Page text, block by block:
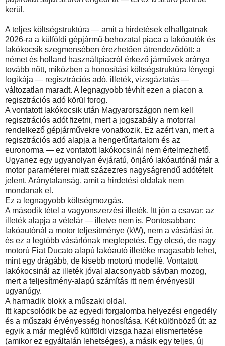
kerül.
A teljes költségstruktúra — amit a hirdetések elhallgatnak
2026-ra a külföldi gépjármű-behozatal piaca a lakóautók és
lakókocsik szegmensében érezhetően átrendeződött: a
német és holland használtpiacról érkező járművek aránya
tovább nőtt, miközben a honosítási költségstruktúra lényegi
logikája — regisztrációs adó, illeték, vizsgáztatás —
változatlan maradt. A legnagyobb tévhit ezen a piacon a
regisztrációs adó körül forog.
A vontatott lakókocsik után Magyarországon nem kell
regisztrációs adót fizetni, mert a jogszabály a motorral
rendelkező gépjárművekre vonatkozik. Ez azért van, mert a
regisztrációs adó alapja a hengerűrtartalom és az
euronorma — ez vontatott lakókocsinál nem értelmezhető.
Ugyanez egy ugyanolyan évjáratú, önjáró lakóautónál már a
motor paraméterei miatt százezres nagyságrendű adótételt
jelent. Aránytalanság, amit a hirdetési oldalak nem
mondanak el.
Ez a legnagyobb költségmozgás.
A második tétel a vagyonszerzési illeték. Itt jön a csavar: az
illeték alapja a vételár — illetve nem is. Pontosabban:
lakóautónál a motor teljesítménye (kW), nem a vásárlási ár,
és ez a legtöbb vásárlónak meglepetés. Egy olcsó, de nagy
motorú Fiat Ducato alapú lakóautó illetéke magasabb lehet,
mint egy drágább, de kisebb motorú modellé. Vontatott
lakókocsinál az illeték jóval alacsonyabb sávban mozog,
mert a teljesítmény-alapú számítás itt nem érvényesül
ugyanúgy.
A harmadik blokk a műszaki oldal.
Itt kapcsolódik be az egyedi forgalomba helyezési engedély
és a műszaki érvényesség honosítása. Két különböző út: az
egyik a már meglévő külföldi vizsga hazai elismertetése
(amikor ez egyáltalán lehetséges), a másik egy teljes, új